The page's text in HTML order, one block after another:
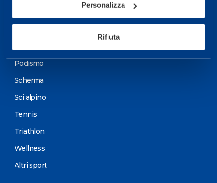
Personalizza
Rifiuta
Podismo
Scherma
Sci alpino
Tennis
Triathlon
Wellness
Altri sport